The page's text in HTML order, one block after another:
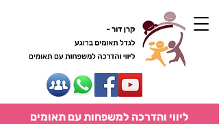
ליווי והדרכה למשפחות עם תאומים